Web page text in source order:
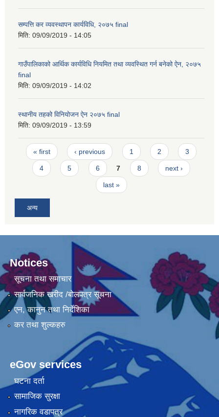
सम्पत्ति कर व्यवस्थापन कार्यविधि, २०७५ final
मिति: 09/09/2019 - 14:05
गाउँपालिकाको आर्थिक कार्यविधि नियमित तथा व्यवस्थित गर्न बनेको ऐन, २०७५
final
मिति: 09/09/2019 - 14:02
स्थानीय तहको विनियोजन ऐन २०७५ final
मिति: 09/09/2019 - 13:59
Pages
« first ‹ previous 1 2 3
4 5 6 7 8 next ›
last »
अन्य
Notices
सूचना तथा समाचार
सार्वजनिक खरीद /बोलपत्र सूचना
एन, कानुन तथा निर्देशिका
कर तथा शुल्कहरु
eGov services
घटना दर्ता
सामाजिक सुरक्षा
नागरिक वडापत्र